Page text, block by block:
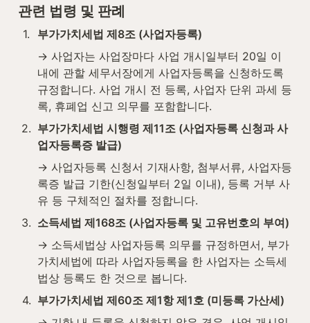
관련 법령 및 판례
1.
부가가치세법 제8조 (사업자등록)
→ 사업자는 사업장마다 사업 개시일부터 20일 이
내에 관할 세무서장에게 사업자등록을 신청하도록
규정합니다. 사업 개시 전 등록, 사업자 단위 과세 등
록, 휴폐업 신고 의무를 포함합니다.
2. 부가가치세법 시행령 제11조 (사업자등록 신청과 사
업자등록증 발급)
→ 사업자등록 신청서 기재사항, 첨부서류, 사업자등
록증 발급 기한(신청일부터 2일 이내), 등록 거부 사
유 등 구체적인 절차를 정합니다.
3. 소득세법 제168조 (사업자등록 및 고유번호의 부여)
→ 소득세법상 사업자등록 의무를 규정하면서, 부가
가치세법에 따라 사업자등록을 한 사업자는 소득세
법상 등록도 한 것으로 봅니다.
4. 부가가치세법 제60조 제1항 제1호 (미등록 가산세)